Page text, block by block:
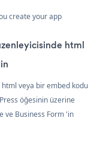
create your app
html
veya bir embed kodu
öğesinin üzerine
ve Business Form 'in